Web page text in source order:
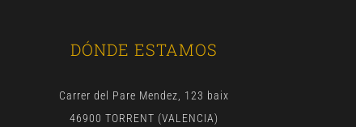
DÓNDE ESTAMOS
Carrer del Pare Mendez, 123 baix
46900 TORRENT (VALENCIA)